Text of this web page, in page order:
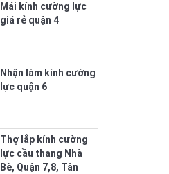
Mái kính cường lực
giá rẻ quận 4
Nhận làm kính cường
lực quận 6
Thợ lắp kính cường
lực cầu thang Nhà
Bè, Quận 7,8, Tân